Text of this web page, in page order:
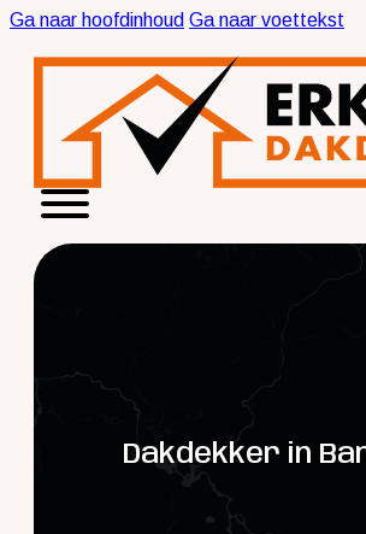
Ga naar hoofdinhoud Ga naar voettekst
Dakdekker in